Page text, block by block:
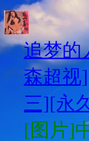
追梦的
森超视
三][永
[图片]